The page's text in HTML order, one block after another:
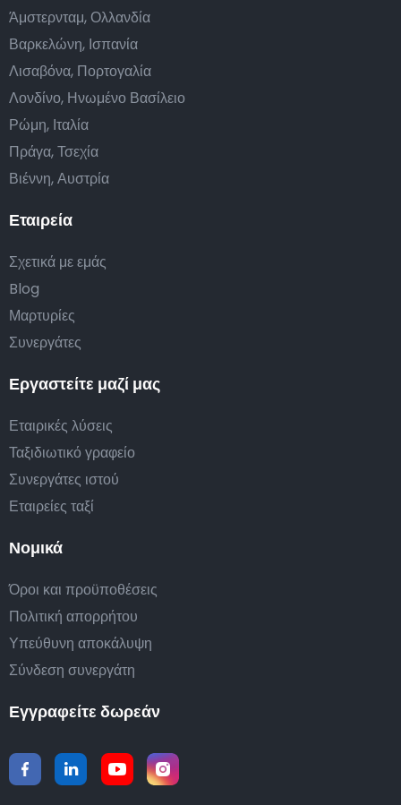
Εταιρεία
Σχετικά με εμάς
Blog
Μαρτυρίες
Συνεργάτες
Εργαστείτε μαζί μας
Εταιρικές λύσεις
Ταξιδιωτικό γραφείο
Συνεργάτες ιστού
Εταιρείες ταξί
Νομικά
Όροι και προϋποθέσεις
Πολιτική απορρήτου
Υπεύθυνη αποκάλυψη
Σύνδεση συνεργάτη
Άμστερνταμ, Ολλανδία
Βαρκελώνη, Ισπανία
Λισαβόνα, Πορτογαλία
Λονδίνο, Ηνωμένο Βασίλειο
Ρώμη, Ιταλία
Πράγα, Τσεχία
Βιέννη, Αυστρία
Εγγραφείτε δωρεάν